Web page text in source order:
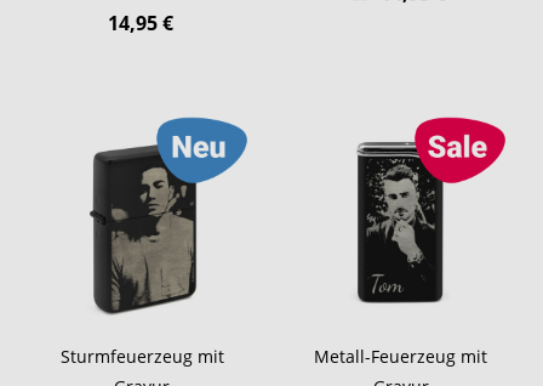
14,95 €
Sturmfeuerzeug mit
Metall-Feuerzeug mit